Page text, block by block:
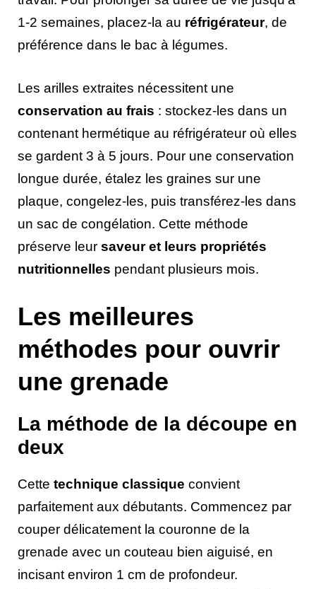
1-2 semaines, placez-la au réfrigérateur, de
préférence dans le bac à légumes.
Les arilles extraites nécessitent une
conservation au frais : stockez-les dans un
contenant hermétique au réfrigérateur où elles
se gardent 3 à 5 jours. Pour une conservation
longue durée, étalez les graines sur une
plaque, congelez-les, puis transférez-les dans
un sac de congélation. Cette méthode
préserve leur saveur et leurs propriétés
nutritionnelles pendant plusieurs mois.
Les meilleures
méthodes pour ouvrir
une grenade
La méthode de la découpe en
deux
Cette technique classique convient
parfaitement aux débutants. Commencez par
couper délicatement la couronne de la
grenade avec un couteau bien aiguisé, en
incisant environ 1 cm de profondeur.